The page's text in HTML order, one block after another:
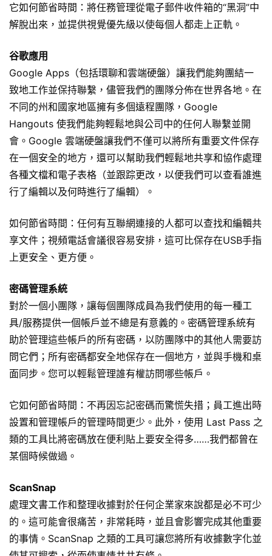
它如何節省時間：將任務管理從電子郵件收件箱的“黑洞”中
解脫出來，並提供視覺優先級以使每個人都走上正軌。
谷歌應用
Google Apps（包括環聊和雲端硬盤）讓我們能夠團結一
致地工作並保持聯繫，儘管我們的團隊分佈在世界各地。在
不同的州和國家地區擁有多個遠程團隊，Google
Hangouts 使我們能夠輕鬆地與公司中的任何人聯繫並開
會。Google 雲端硬盤讓我們不僅可以將所有重要文件保存
在一個安全的地方，還可以幫助我們輕鬆地共享和協作處理
各種文檔和電子表格（並跟踪​​更改，以便我們可以查看誰進
行了編輯以及何時進行了編輯）。
如何節省時間：任何有互聯網連接的人都可以查找和編輯共
享文件；視頻電話會議很容易安排，這可比保存在USB手指
上更安全、更方便。
密碼管理系統
對於一個小團隊，讓每個團隊成員為我們使用的每一種工
具/服務提供一個帳戶並不總是有意義的。密碼管理系統有
助於管理這些帳戶的所有密碼，以防團隊中的其他人需要訪
問它們；所有密碼都安全地保存在一個地方，並與手機和桌
面同步。您可以輕鬆管理誰有權訪問哪些帳戶。
它如何節省時間：不再因忘記密碼而驚慌失措；員工進出時
設置和管理帳戶的管理時間更少。此外，使用 Last Pass 之
類的工具比將密碼放在便利貼 上要安全得多……我們都曾在
某個時候做過。
ScanSnap
處理文書工作和整理收據對於任何企業家來說都是必不可少
的。這可能會很痛苦，非常耗時，並且會影響完成其他重要
的事情。ScanSnap 之類的工具可讓您將所有收據數字化並